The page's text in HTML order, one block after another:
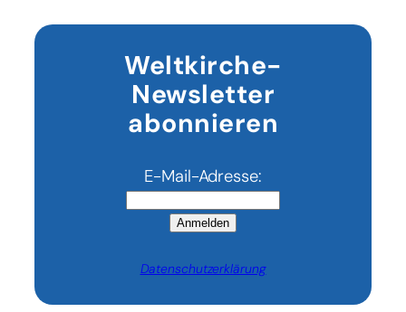
Weltkirche-
Newsletter
abonnieren
E-Mail-Adresse:
Anmelden
Datenschutzerklärung